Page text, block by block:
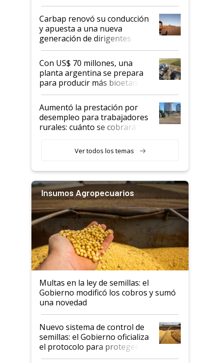
Carbap renovó su conducción
y apuesta a una nueva
generación de dirigentes
rurales
Con US$ 70 millones, una
planta argentina se prepara
para producir más bioetanol
que nunca
Aumentó la prestación por
desempleo para trabajadores
rurales: cuánto se cobrará
Ver todos los temas
Insumos Agropecuarios
Multas en la ley de semillas: el
Gobierno modificó los cobros y sumó
una novedad
Nuevo sistema de control de
semillas: el Gobierno oficializa
el protocolo para proteger la
propiedad intelectual